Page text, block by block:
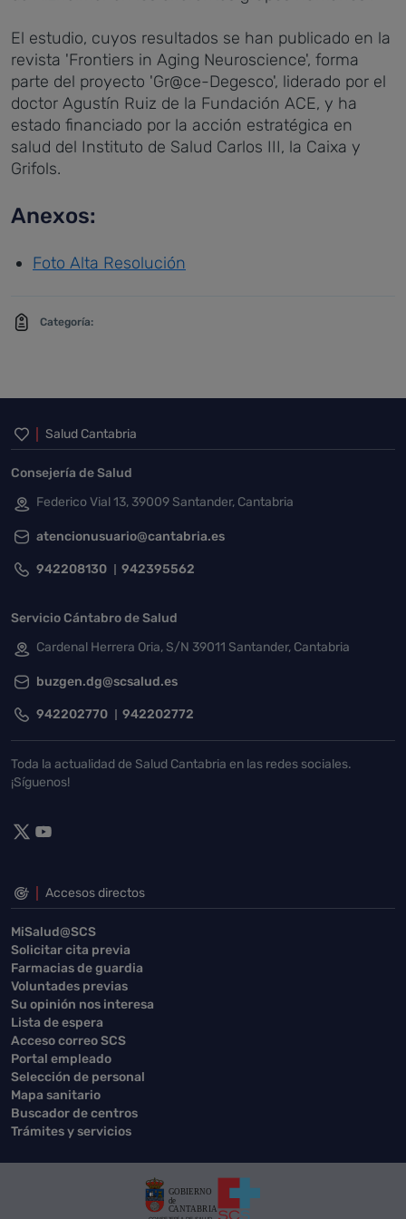
El estudio, cuyos resultados se han publicado en la
revista 'Frontiers in Aging Neuroscience', forma
parte del proyecto 'Gr@ce-Degesco', liderado por el
doctor Agustín Ruiz de la Fundación ACE, y ha
estado financiado por la acción estratégica en
salud del Instituto de Salud Carlos III, la Caixa y
Grifols.
Anexos:
Foto Alta Resolución
Categoría:
Inicio del pie de página
Salud Cantabria
Consejería de Salud
Federico Vial 13, 39009 Santander, Cantabria
atencionusuario@cantabria.es
942208130 942395562
Servicio Cántabro de Salud
Cardenal Herrera Oria, S/N 39011 Santander, Cantabria
buzgen.dg@scsalud.es
942202770 942202772
Toda la actualidad de Salud Cantabria en las redes sociales.
¡Síguenos!
Accesos directos
MiSalud@SCS
Solicitar cita previa
Farmacias de guardia
Voluntades previas
Su opinión nos interesa
Lista de espera
Acceso correo SCS
Portal empleado
Selección de personal
Mapa sanitario
Buscador de centros
Trámites y servicios